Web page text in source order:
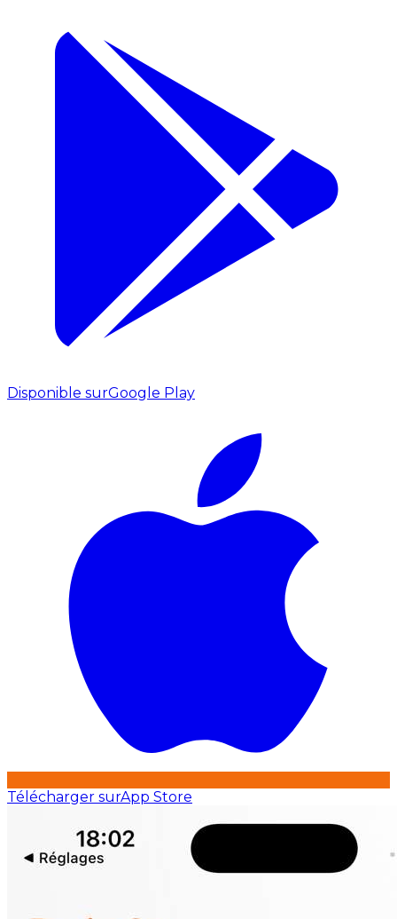
Disponible surGoogle Play
Télécharger surApp Store